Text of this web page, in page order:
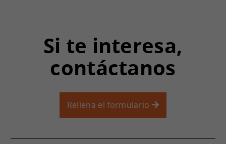
Si te interesa,
contáctanos
Rellena el formulario